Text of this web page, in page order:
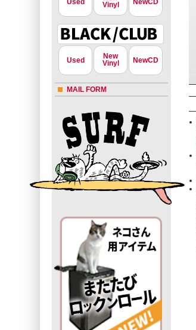
Used
Vinyl
NewCD
Used
New
Vinyl
NewCD
MAIL FORM